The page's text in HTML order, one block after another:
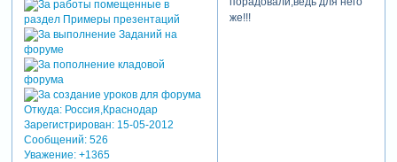
Откуда:Россия,Краснодар
Зарегистрирован: 15-05-2012
Сообщений:526
Уважение: +1365
же!!!